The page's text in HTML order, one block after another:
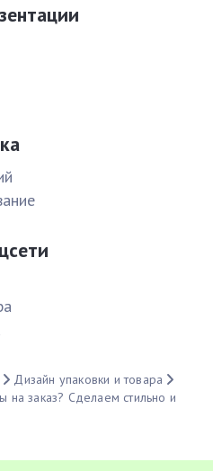
Дизайн упаковки и товара
заказ? Сделаем стильно и